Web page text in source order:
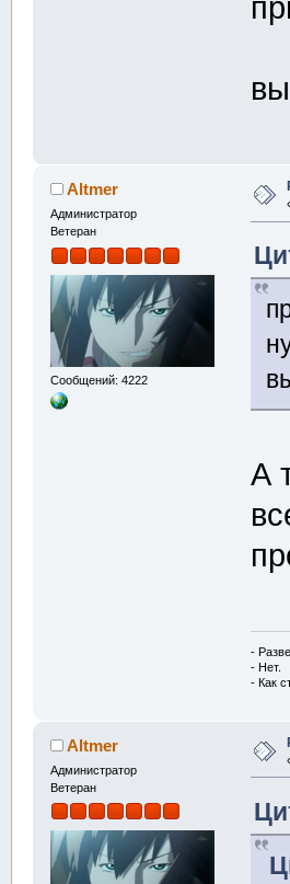
Altmer
Администратор
Ветеран
Сообщений: 4222
А
-
- Нет.
- Как
Altmer
Администратор
Ветеран